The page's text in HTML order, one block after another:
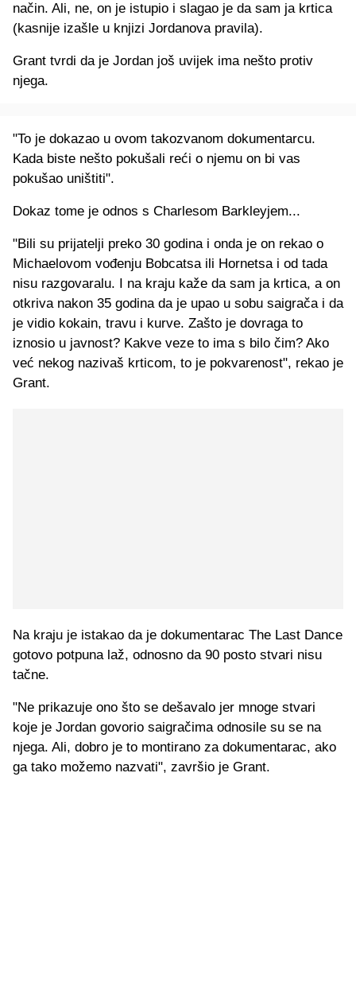
način. Ali, ne, on je istupio i slagao je da sam ja krtica
(kasnije izašle u knjizi Jordanova pravila).
Grant tvrdi da je Jordan još uvijek ima nešto protiv
njega.
"To je dokazao u ovom takozvanom dokumentarcu.
Kada biste nešto pokušali reći o njemu on bi vas
pokušao uništiti".
Dokaz tome je odnos s Charlesom Barkleyjem...
"Bili su prijatelji preko 30 godina i onda je on rekao o
Michaelovom vođenju Bobcatsa ili Hornetsa i od tada
nisu razgovaralu. I na kraju kaže da sam ja krtica, a on
otkriva nakon 35 godina da je upao u sobu saigrača i da
je vidio kokain, travu i kurve. Zašto je dovraga to
iznosio u javnost? Kakve veze to ima s bilo čim? Ako
već nekog nazivaš krticom, to je pokvarenost", rekao je
Grant.
Na kraju je istakao da je dokumentarac The Last Dance
gotovo potpuna laž, odnosno da 90 posto stvari nisu
tačne.
"Ne prikazuje ono što se dešavalo jer mnoge stvari
koje je Jordan govorio saigračima odnosile su se na
njega. Ali, dobro je to montirano za dokumentarac, ako
ga tako možemo nazvati", završio je Grant.